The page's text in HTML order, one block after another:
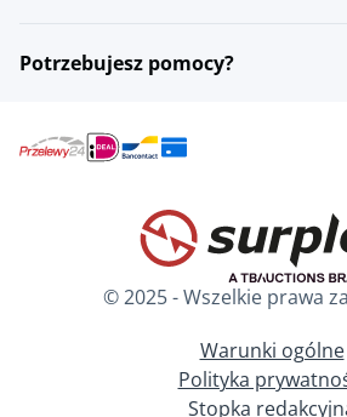
Potrzebujesz pomocy?
© 2025 - Wszelkie prawa
Warunki ogólne
Polityka
Stopka